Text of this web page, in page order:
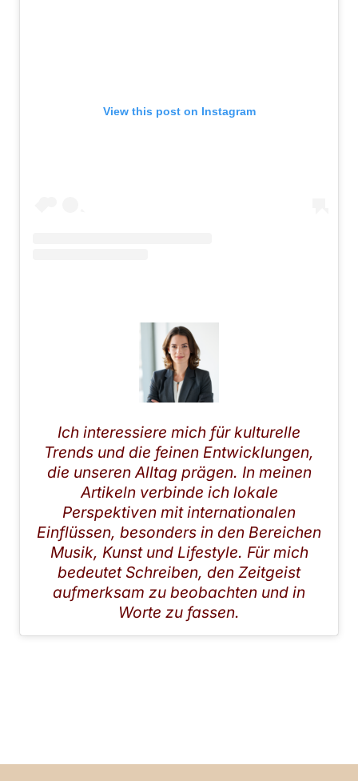
View this post on Instagram
Ich interessiere mich für kulturelle
Trends und die feinen Entwicklungen,
die unseren Alltag prägen. In meinen
Artikeln verbinde ich lokale
Perspektiven mit internationalen
Einflüssen, besonders in den Bereichen
Musik, Kunst und Lifestyle. Für mich
bedeutet Schreiben, den Zeitgeist
aufmerksam zu beobachten und in
Worte zu fassen.